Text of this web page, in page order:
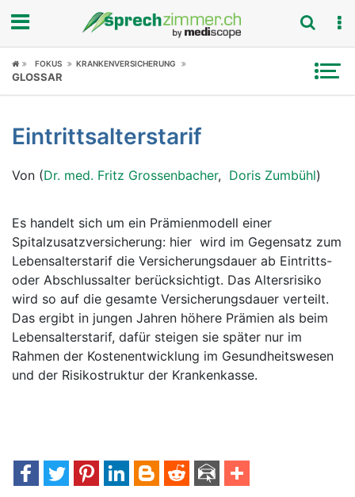
Fokus
Symptome
Untersuchungen
News
Ratgeber
Rubriken
FOKUS KRANKENVERSICHERUNG
GLOSSAR
Eintrittsalterstarif
Von (Dr. med. Fritz Grossenbacher, Doris Zumbühl)
Es handelt sich um ein Prämienmodell einer
Spitalzusatzversicherung: hier wird im Gegensatz zum
Lebensalterstarif die Versicherungsdauer ab Eintritts-
oder Abschlussalter berücksichtigt. Das Altersrisiko
wird so auf die gesamte Versicherungsdauer verteilt.
Das ergibt in jungen Jahren höhere Prämien als beim
Lebensalterstarif, dafür steigen sie später nur im
Rahmen der Kostenentwicklung im Gesundheitswesen
und der Risikostruktur der Krankenkasse.